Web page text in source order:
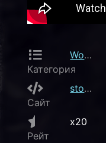
Категория
World of Warcraft
Сайт
stormrage.fun
Рейт
x20